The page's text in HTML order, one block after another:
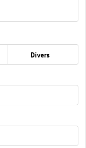
Divers